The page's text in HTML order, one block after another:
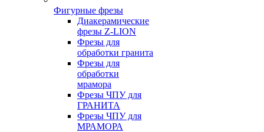
Фигурные фрезы
Диакерамические
фрезы Z-LION
Фрезы для
обработки гранита
Фрезы для
обработки
мрамора
Фрезы ЧПУ для
ГРАНИТА
Фрезы ЧПУ для
МРАМОРА